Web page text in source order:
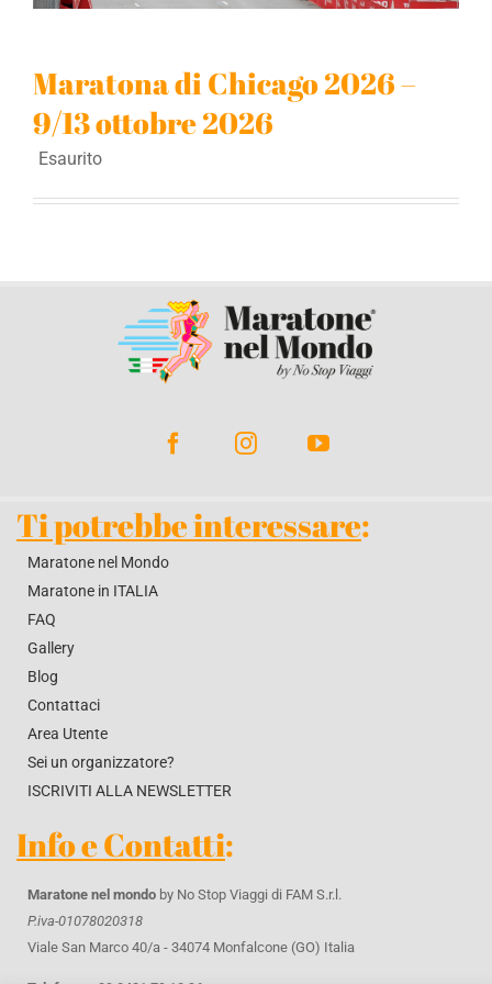
CONTATTACI
Maratona di Chicago 2026 –
9/13 ottobre 2026
Esaurito
Ti potrebbe interessare:
Maratone nel Mondo
Maratone in ITALIA
FAQ
Gallery
Blog
Contattaci
Area Utente
Sei un organizzatore?
ISCRIVITI ALLA NEWSLETTER
Info e Contatti:
Maratone nel mondoby No Stop Viaggi di FAM S.r.l.
P.iva-01078020318
Viale San Marco 40/a - 34074 Monfalcone (GO) Italia